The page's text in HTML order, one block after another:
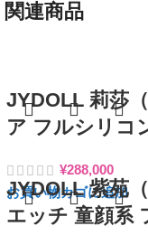
関連商品
JYDOLL 莉莎
ア フルシリコ
¥288,000
お買い物カゴに追加
JYDOLL 紫苑
エッチ 童顔系